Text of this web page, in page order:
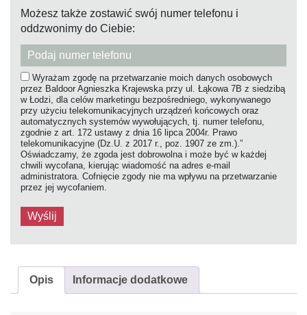
Możesz także zostawić swój numer telefonu i
oddzwonimy do Ciebie:
Wyrażam zgodę na przetwarzanie moich danych osobowych
przez Baldoor Agnieszka Krajewska przy ul. Łąkowa 7B z siedzibą
w Łodzi, dla celów marketingu bezpośredniego, wykonywanego
przy użyciu telekomunikacyjnych urządzeń końcowych oraz
automatycznych systemów wywołujących, tj. numer telefonu,
zgodnie z art. 172 ustawy z dnia 16 lipca 2004r. Prawo
telekomunikacyjne (Dz.U. z 2017 r., poz. 1907 ze zm.).”
Oświadczamy, że zgoda jest dobrowolna i może być w każdej
chwili wycofana, kierując wiadomość na adres e-mail
administratora. Cofnięcie zgody nie ma wpływu na przetwarzanie
przez jej wycofaniem.
Opis Informacje dodatkowe